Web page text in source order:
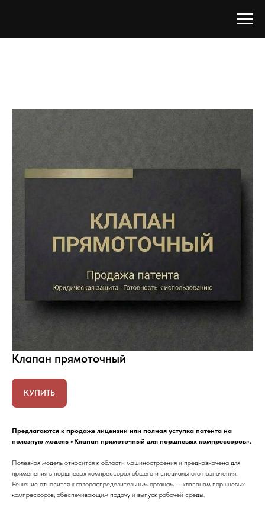
Клапан прямоточный
КУПИТЬ
Предлагаются к продаже лицензии или полная уступка патента на
полезную модель «Клапан прямоточный для поршневых компрессоров».
Полезная модель относится к области машиностроения и предназначена для
применения в поршневых компрессорах общего и специального назначения.
Решение относится к газораспределительным органам — клапанам поршневых
компрессоров, обеспечивающим подачу и выпуск рабочей среды.